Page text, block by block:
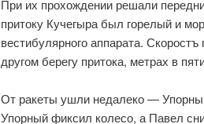
При их прохождении решали
притоку Кучегыра был горелый и
вестибулярного аппарата.
другом берегу притока, метрах в
От ракеты ушли недалеко —
Упорный фиксил колесо, а Павел